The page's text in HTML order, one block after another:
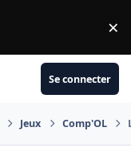
×
Se connecter
Jeux Comp'OL